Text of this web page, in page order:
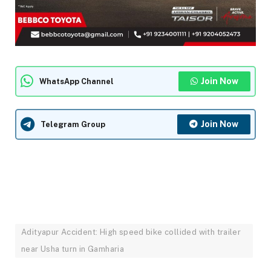
WhatsApp Channel Join Now
Telegram Group Join Now
Adityapur Accident: High speed bike collided with trailer
near Usha turn in Gamharia